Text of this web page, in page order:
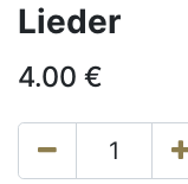
Lieder
4.00 €